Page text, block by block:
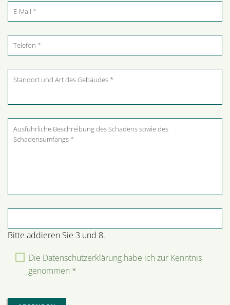
Bitte addieren Sie 3 und 8.
Die Datenschutzerklärung habe ich zur Kenntnis
genommen *